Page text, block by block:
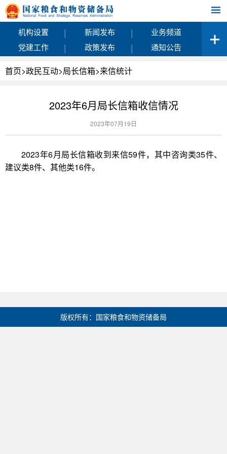
机构设置 | 新闻发布 |
业务频道
党建工作
| 政策发布 | 通知公告
首页>政民互动>局长信箱>来信统计
2023年6月局长信箱收信情况
2023年07月19日
2023年6月局长信箱收到来信59件，其中咨询类35件、
建议类8件、其他类16件。
版权所有：国家粮食和物资储备局